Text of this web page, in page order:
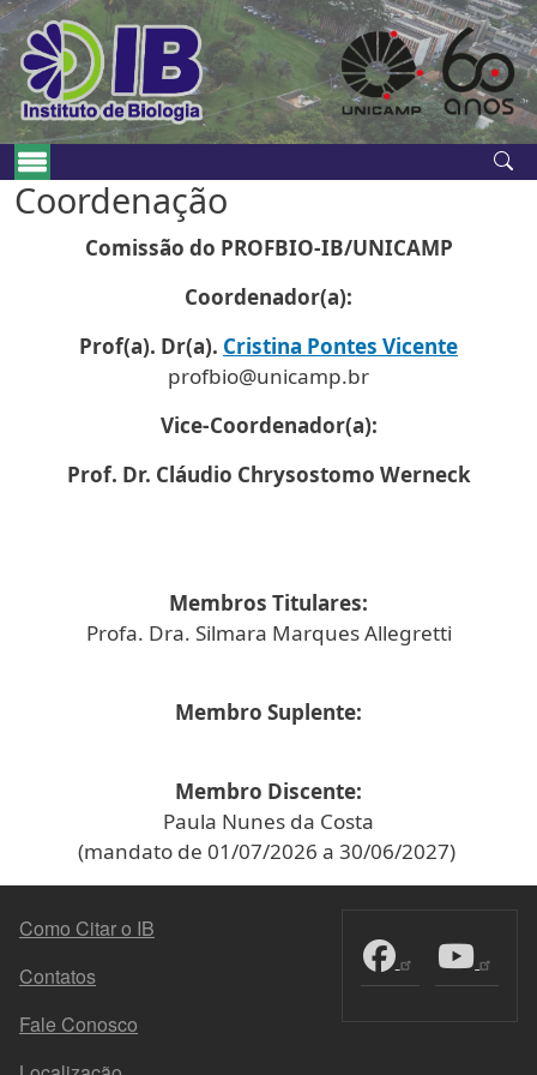
Pular para o conteúdo principal
Navegação principal
Coordenação
Comissão do PROFBIO-IB/UNICAMP
Coordenador(a):
Prof(a). Dr(a). Cristina Pontes Vicente
profbio@unicamp.br
Vice-Coordenador(a):
Prof. Dr. Cláudio Chrysostomo Werneck
Membros Titulares:
Profa. Dra. Silmara Marques Allegretti
Membro Suplente:
Membro Discente:
Paula Nunes da Costa
(mandato de 01/07/2026 a 30/06/2027)
MENU DO RODAPÉ
Como Citar o IB
Contatos
Fale Conosco